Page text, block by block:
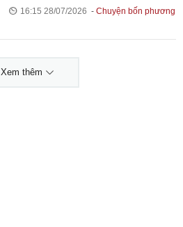
16:15 28/07/2026 Chuyện bốn phương
Xem thêm